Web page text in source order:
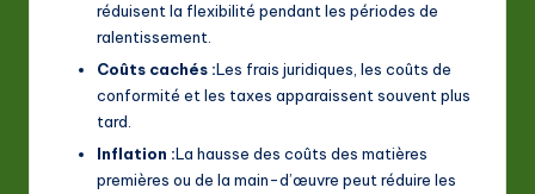
réduisent la flexibilité pendant les périodes de
ralentissement.
Coûts cachés :Les frais juridiques, les coûts de
conformité et les taxes apparaissent souvent plus
tard.
Inflation :La hausse des coûts des matières
premières ou de la main-d’œuvre peut réduire les